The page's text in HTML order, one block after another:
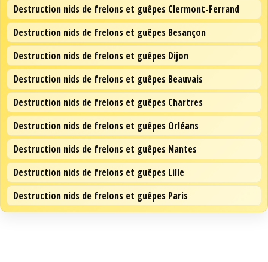
Destruction nids de frelons et guêpes Clermont-Ferrand
Destruction nids de frelons et guêpes Besançon
Destruction nids de frelons et guêpes Dijon
Destruction nids de frelons et guêpes Beauvais
Destruction nids de frelons et guêpes Chartres
Destruction nids de frelons et guêpes Orléans
Destruction nids de frelons et guêpes Nantes
Destruction nids de frelons et guêpes Lille
Destruction nids de frelons et guêpes Paris